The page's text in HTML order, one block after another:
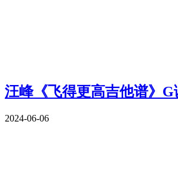
汪峰《飞得更高吉他谱》
2024-06-06